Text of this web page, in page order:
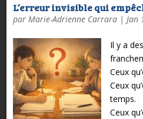
L’erreur invisible qui
par Marie-Adrienne Carrara| Jan
Il y a
Ceux
Ceux
temps.
Ceux